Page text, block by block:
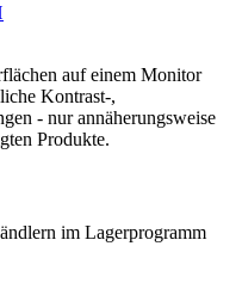
auf einem Monitor
Kontrast-,
- nur annäherungsweise
Produkte.
im Lagerprogramm